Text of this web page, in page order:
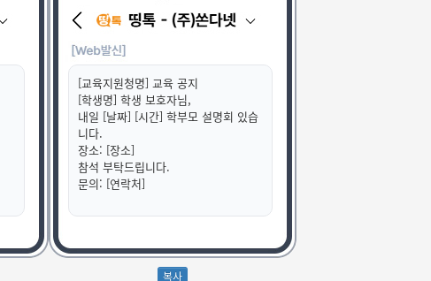
[교육지원청명] 교육 공지
[학생명] 학생 보호자님,
내일 [날짜] [시간] 학부모 설명회 있습
니다.
장소: [장소]
참석 부탁드립니다.
문의: [연락처]